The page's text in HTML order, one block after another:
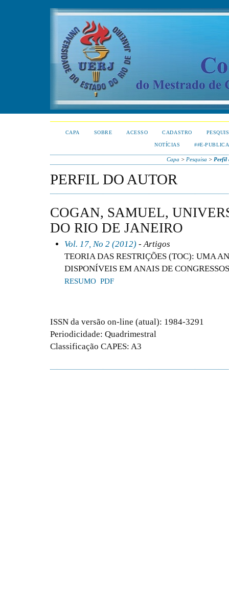
CAPA SOBRE ACESSO CADASTRO
NOTÍCIAS ##E-
Capa > Pesquisa > Perfil
PERFIL DO AUTOR
COGAN, SAMUEL,
DO RIO DE JANEIRO
Vol. 17, No 2 (2012) - Artigos
TEORIA DAS RESTRIÇÕES (TOC): UMA
DISPONÍVEIS EM ANAIS DE CONGRESSOS
RESUMO PDF
ISSN da versão on-line (atual): 1984-3291
Periodicidade: Quadrimestral
Classificação CAPES: A3